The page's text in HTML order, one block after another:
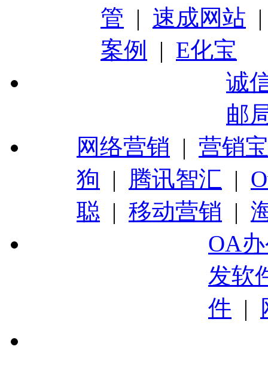
管 | 速成网站
案例
| E化宝
诚
邮
网络营销 | 营销宝
狗 | 腾讯智汇 |
聪 | 移动营销 |
OA
发软
件 |